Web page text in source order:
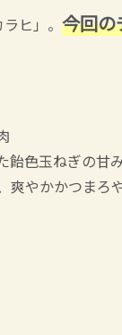
ヒ」。 今回の
飴色玉ねぎの甘
爽やかかつまろ